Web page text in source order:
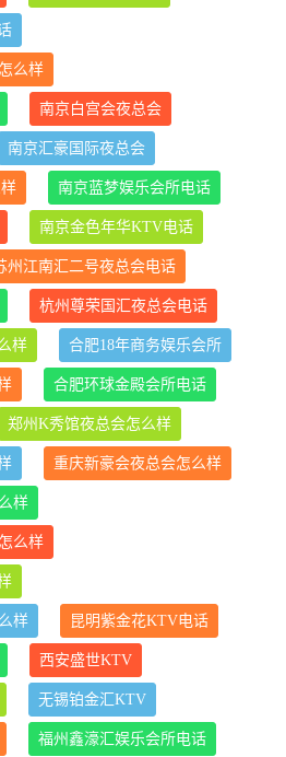
么样
南京白宫会夜总会
南京汇豪国际夜总会
南京蓝梦娱乐会所电话
南京金色年华KTV电话
州江南汇二号夜总会电话
杭州尊荣国汇夜总会电话
样 合肥18年商务娱乐会所
合肥环球金殿会所电话
郑州K秀馆夜总会怎么样
重庆新豪会夜总会怎么样
样
么样
样 昆明紫金花KTV电话
西安盛世KTV
无锡铂金汇KTV
福州鑫濠汇娱乐会所电话